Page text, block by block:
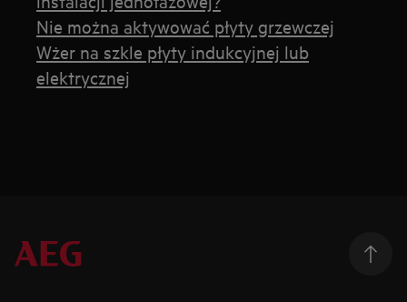
Nie można aktywować płyty grzewczej
Wżer na szkle płyty indukcyjnej lub
elektrycznej